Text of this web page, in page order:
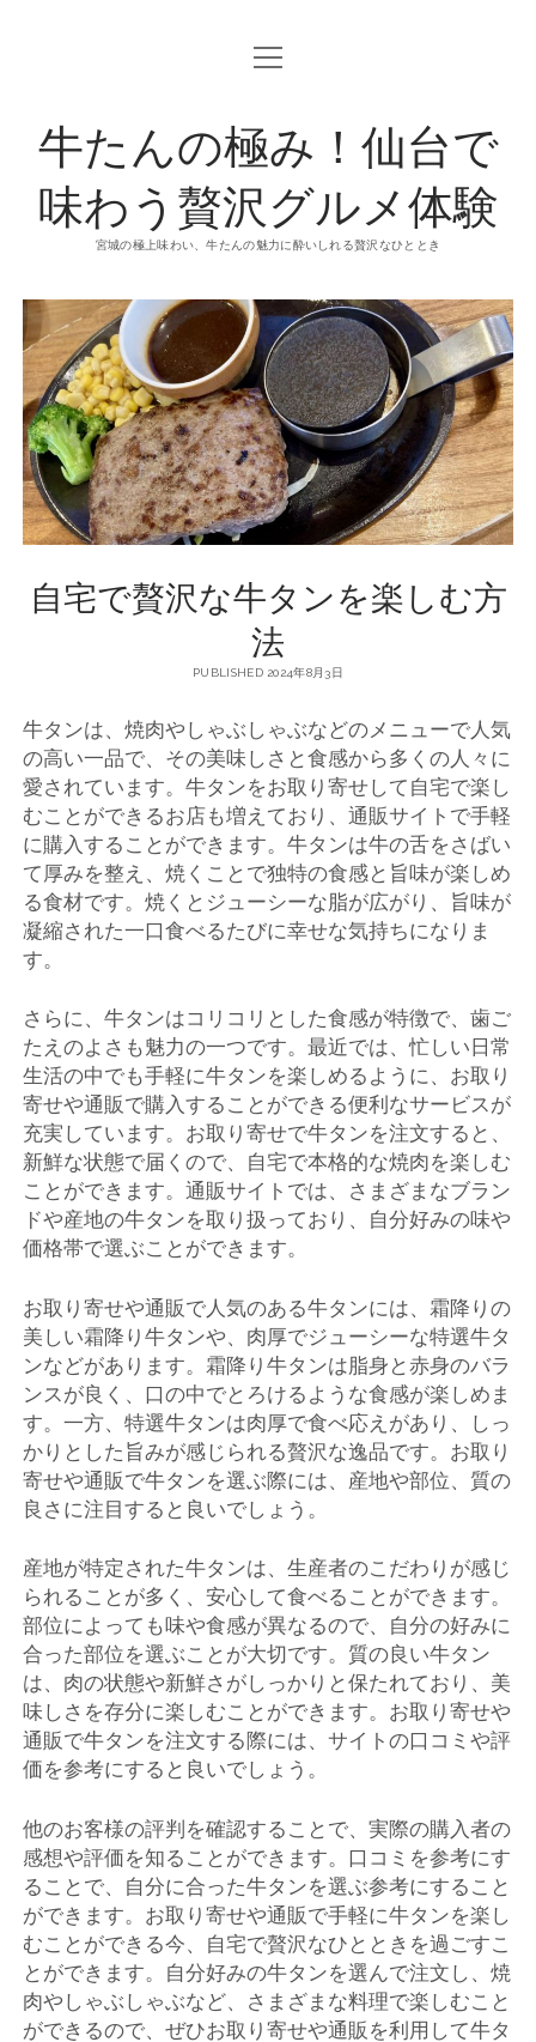
o
p
m
e
n
牛たんの極み！仙台で
味わう贅沢グルメ体験
宮城の極上味わい、牛たんの魅力に酔いしれる贅沢なひととき
自宅で贅沢な牛タンを楽しむ方
法
PUBLISHED 2024年8月3日
牛タンは、焼肉やしゃぶしゃぶなどのメニューで人気
の高い一品で、その美味しさと食感から多くの人々に
愛されています。 牛タンをお取り寄せして自宅で楽し
むことができるお店も増えており、通販サイトで手軽
に購入することができます。牛タンは牛の舌をさばい
て厚みを整え、焼くことで独特の食感と旨味が楽しめ
る食材です。焼くとジューシーな脂が広がり、旨味が
凝縮された一口食べるたびに幸せな気持ちになりま
す。
さらに、牛タンはコリコリとした食感が特徴で、歯ご
たえのよさも魅力の一つです。最近では、忙しい日常
生活の中でも手軽に牛タンを楽しめるように、お取り
寄せや通販で購入することができる便利なサービスが
充実しています。お取り寄せで牛タンを注文すると、
新鮮な状態で届くので、自宅で本格的な焼肉を楽しむ
ことができます。通販サイトでは、さまざまなブラン
ドや産地の牛タンを取り扱っており、自分好みの味や
価格帯で選ぶことができます。
お取り寄せや通販で人気のある牛タンには、霜降りの
美しい霜降り牛タンや、肉厚でジューシーな特選牛タ
ンなどがあります。霜降り牛タンは脂身と赤身のバラ
ンスが良く、口の中でとろけるような食感が楽しめま
す。一方、特選牛タンは肉厚で食べ応えがあり、しっ
かりとした旨みが感じられる贅沢な逸品です。お取り
寄せや通販で牛タンを選ぶ際には、産地や部位、質の
良さに注目すると良いでしょう。
産地が特定された牛タンは、生産者のこだわりが感じ
られることが多く、安心して食べることができます。
部位によっても味や食感が異なるので、自分の好みに
合った部位を選ぶことが大切です。質の良い牛タン
は、肉の状態や新鮮さがしっかりと保たれており、美
味しさを存分に楽しむことができます。お取り寄せや
通販で牛タンを注文する際には、サイトの口コミや評
価を参考にすると良いでしょう。
他のお客様の評判を確認することで、実際の購入者の
感想や評価を知ることができます。口コミを参考にす
ることで、自分に合った牛タンを選ぶ参考にすること
ができます。お取り寄せや通販で手軽に牛タンを楽し
むことができる今、自宅で贅沢なひとときを過ごすこ
とができます。自分好みの牛タンを選んで注文し、焼
肉やしゃぶしゃぶなど、さまざまな料理で楽しむこと
ができるので、ぜひお取り寄せや通販を利用して牛タ